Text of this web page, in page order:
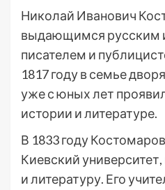
Николай Иванович
выдающимся русским
писателем и
1817 году в семье
уже с юных лет
истории и литературе.
В 1833 году
Киевский
и литературу. Его